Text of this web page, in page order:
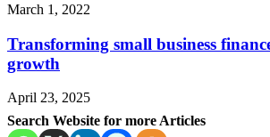
March 1, 2022
Transforming small business
growth
April 23, 2025
Search Website for more Articles